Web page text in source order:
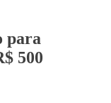
para
500